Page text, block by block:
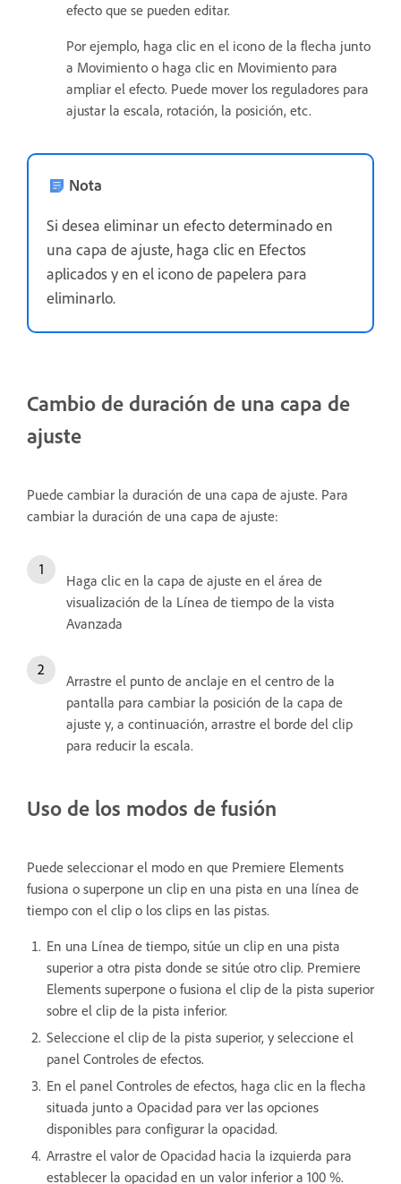
efecto que se pueden editar.
Por ejemplo, haga clic en el icono de la flecha junto
a Movimiento o haga clic en Movimiento para
ampliar el efecto. Puede mover los reguladores para
ajustar la escala, rotación, la posición, etc.
Nota
Si desea eliminar un efecto determinado en
una capa de ajuste, haga clic en Efectos
aplicados y en el icono de papelera para
eliminarlo.
Cambio de duración de una capa de
ajuste
Puede cambiar la duración de una capa de ajuste. Para
cambiar la duración de una capa de ajuste:
Haga clic en la capa de ajuste en el área de
visualización de la Línea de tiempo de la vista
Avanzada
Arrastre el punto de anclaje en el centro de la
pantalla para cambiar la posición de la capa de
ajuste y, a continuación, arrastre el borde del clip
para reducir la escala.
Uso de los modos de fusión
Puede seleccionar el modo en que Premiere Elements
fusiona o superpone un clip en una pista en una línea de
tiempo con el clip o los clips en las pistas.
En una Línea de tiempo, sitúe un clip en una pista
superior a otra pista donde se sitúe otro clip. Premiere
Elements superpone o fusiona el clip de la pista superior
sobre el clip de la pista inferior.
Seleccione el clip de la pista superior, y seleccione el
panel Controles de efectos.
En el panel Controles de efectos, haga clic en la flecha
situada junto a Opacidad para ver las opciones
disponibles para configurar la opacidad.
Arrastre el valor de Opacidad hacia la izquierda para
establecer la opacidad en un valor inferior a 100 %.